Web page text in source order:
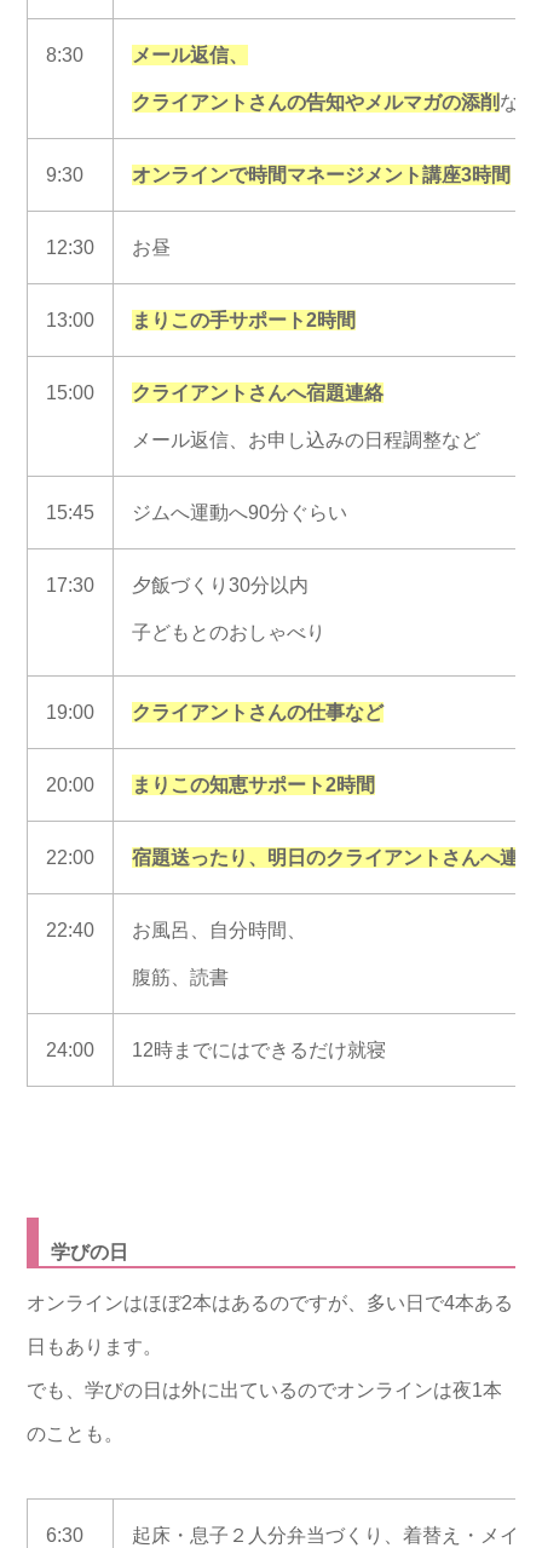
8:30 メール返信、
クライアントさんの告知やメルマガの添削 など
9:30 オンラインで時間マネージメント講座3時間
12:30 お昼
13:00 まりこの手サポート2時間
15:00 クライアントさんへ宿題連絡
メール返信、お申し込みの日程調整など
15:45 ジムへ運動へ90分ぐらい
17:30 夕飯づくり30分以内
子どもとのおしゃべり
19:00 クライアントさんの仕事など
20:00 まりこの知恵サポート2時間
22:00 宿題送ったり、明日のクライアントさんへ連絡
22:40 お風呂、自分時間、
腹筋、読書
24:00 12時までにはできるだけ就寝
学びの日
オンラインはほぼ2本はあるのですが、多い日で4本ある
日もあります。
でも、学びの日は外に出ているのでオンラインは夜1本
のことも。
6:30 起床・息子２人分弁当づくり、着替え・メイク